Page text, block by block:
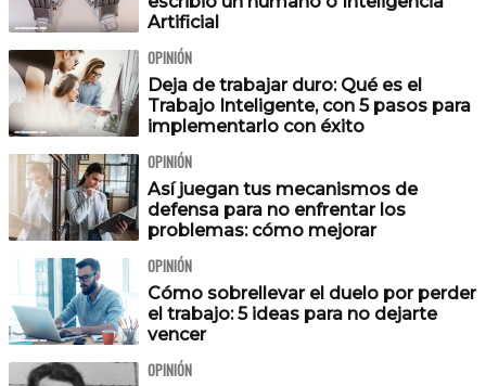
Artificial
OPINIÓN
Deja de trabajar duro: Qué es el
Trabajo Inteligente, con 5 pasos para
implementarlo con éxito
OPINIÓN
Así juegan tus mecanismos de
defensa para no enfrentar los
problemas: cómo mejorar
OPINIÓN
Cómo sobrellevar el duelo por perder
el trabajo: 5 ideas para no dejarte
vencer
OPINIÓN